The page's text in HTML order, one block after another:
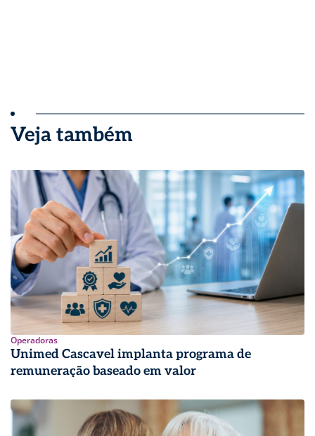
Veja também
Operadoras
Unimed Cascavel implanta programa de
remuneração baseado em valor